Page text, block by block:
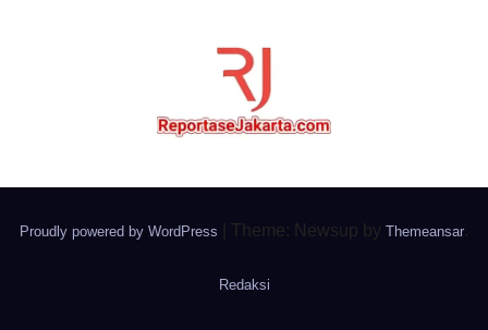
Proudly powered by WordPress Theme: Newsup by Themeansar.
Redaksi